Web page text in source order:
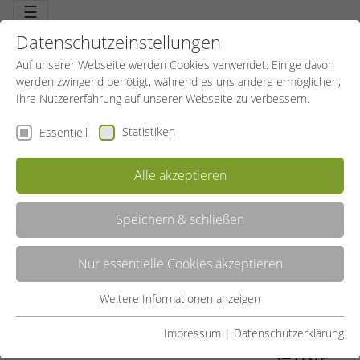
☰
ORTHOPÄDIE
Effektive Hilfe bei orthopädischen Erkrankungen. Nach Absprache
mit dem Arzt leisten Bewegung und Sport einen zentralen Beitrag
zurück zur Leistungsfähigkeit und zurück in den Alltag.
Rehabilitation im besten Sinne. Neues Selbstvertrauen bringt neue
Datenschutzeinstellungen
Auf unserer Webseite werden Cookies verwendet. Einige davon
werden zwingend benötigt, während es uns andere ermöglichen,
Ihre Nutzererfahrung auf unserer Webseite zu verbessern.
Essentiell Statistiken
Alle akzeptieren
Speichern & schließen
Nur essentielle Cookies akzeptieren
Essentielle Cookies werden für grundlegende Funktionen der
Weitere Informationen anzeigen
Impressum | Datenschutzerklärung